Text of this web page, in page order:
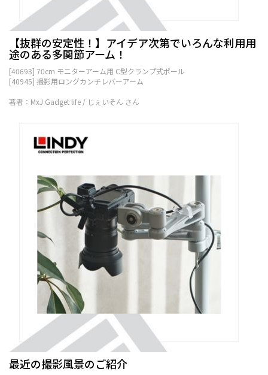
【抜群の安定性！】アイデア次第でいろんな利用用
途のある多関節アーム！
[40693] 70cm モニターアーム用 C型クランプ式ポール
[40945] 撮影用ロングカンチレバーアーム
著者：MxJ Gadget life / じぇいそん さん
最近の撮影風景のご紹介